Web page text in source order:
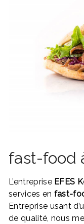
fast-food
L’entreprise EFES
services en fast-
Entreprise usant
de qualité, nous